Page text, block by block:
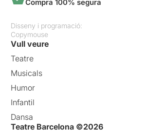
Compra 100% segura
Disseny i programació:
Copymouse
Vull veure
Teatre
Musicals
Humor
Infantil
Dansa
Teatre Barcelona ©2026